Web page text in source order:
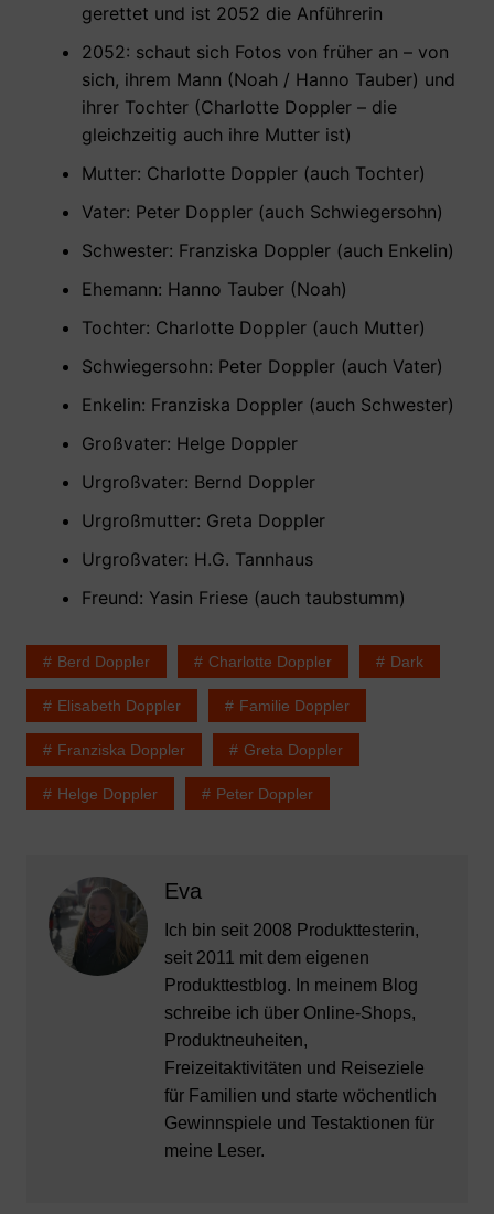
gerettet und ist 2052 die Anführerin
2052: schaut sich Fotos von früher an – von
sich, ihrem Mann (Noah / Hanno Tauber) und
ihrer Tochter (Charlotte Doppler – die
gleichzeitig auch ihre Mutter ist)
Mutter: Charlotte Doppler (auch Tochter)
Vater: Peter Doppler (auch Schwiegersohn)
Schwester: Franziska Doppler (auch Enkelin)
Ehemann: Hanno Tauber (Noah)
Tochter: Charlotte Doppler (auch Mutter)
Schwiegersohn: Peter Doppler (auch Vater)
Enkelin: Franziska Doppler (auch Schwester)
Großvater: Helge Doppler
Urgroßvater: Bernd Doppler
Urgroßmutter: Greta Doppler
Urgroßvater: H.G. Tannhaus
Freund: Yasin Friese (auch taubstumm)
Berd Doppler Charlotte Doppler Dark
Elisabeth Doppler Familie Doppler
Franziska Doppler Greta Doppler
Helge Doppler Peter Doppler
Eva
Ich bin seit 2008 Produkttesterin,
seit 2011 mit dem eigenen
Produkttestblog. In meinem Blog
schreibe ich über Online-Shops,
Produktneuheiten,
Freizeitaktivitäten und Reiseziele
für Familien und starte wöchentlich
Gewinnspiele und Testaktionen für
meine Leser.